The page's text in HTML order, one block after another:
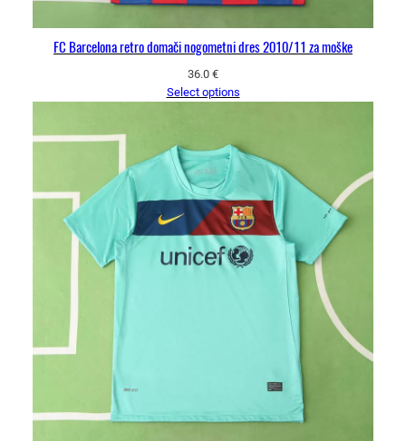
FC Barcelona retro domači nogometni dres 2010/11 za moške
36.0 €
Select options